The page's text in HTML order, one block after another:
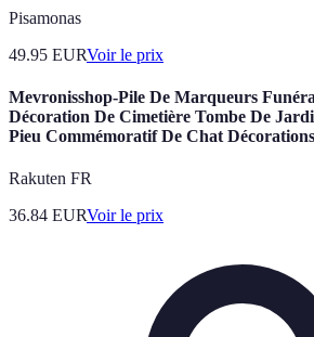
Pisamonas
49.95 EURVoir le prix
Mevronisshop-Pile De Marqueurs
Décoration De Cimetière Tombe De
Pieu Commémoratif De Chat
Rakuten FR
36.84 EURVoir le prix